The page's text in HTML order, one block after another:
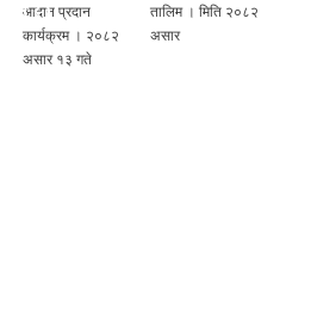
आदान प्रदान
कार्यक्रम । २०८२
असार १३ गते
तालिम । मिति २०८२
असार